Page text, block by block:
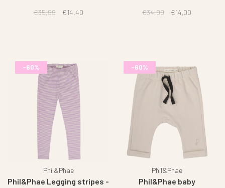
€35,99 €14,40 €34,99 €14,00
-60%
Phil&Phae
Phil&Phae Legging stripes -
-60%
Phil&Phae
Phil&Phae baby